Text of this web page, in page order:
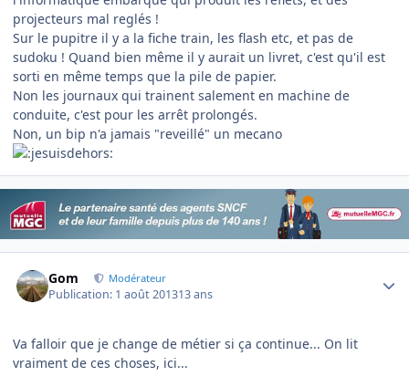
projecteurs mal reglés !
Sur le pupitre il y a la fiche train, les flash etc, et pas de
sudoku ! Quand bien même il y aurait un livret, c'est qu'il est
sorti en même temps que la pile de papier.
Non les journaux qui trainent salement en machine de
conduite, c'est pour les arrêt prolongés.
Non, un bip n'a jamais "reveillé" un mecano
Gom Modérateur
Publication: 1 août 201313 ans
Va falloir que je change de métier si ça continue... On lit
vraiment de ces choses, ici...